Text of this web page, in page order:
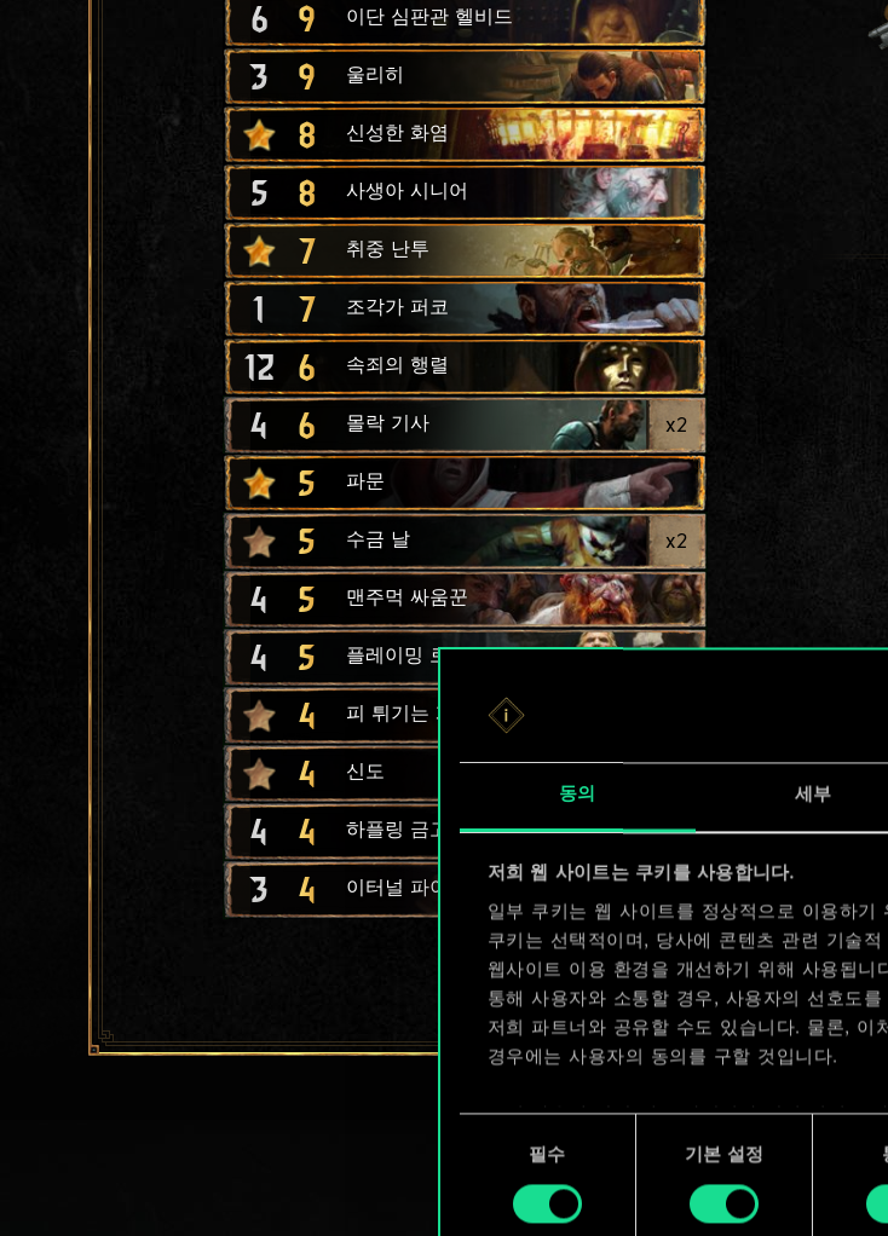
동의 세부
저희 웹 사이트는 쿠키를 사용합니다.
일부 쿠키는 웹 사이트를 정상적으로 이용하기
쿠키는 선택적이며, 당사에 콘텐츠 관련 기술적
웹사이트 이용 환경을 개선하기 위해 사용됩니
통해 사용자와 소통할 경우, 사용자의 선호도
저희 파트너와 공유할 수도 있습니다. 물론, 이
경우에는 사용자의 동의를 구할 것입니다.
쿠키 사용에 관한 세부 사항이나 관련 설정은
확인할 수 있습니다.
필수 기본 설정
6 9 이단 심판관 헬비드
3 9 울리히
8 신성한 화염
5 8 사생아 시니어
7 취중 난투
1 7 조각가 퍼코
12 6 속죄의 행렬
4 6 몰락 기사 x2
5 파문
5 수금 날 x2
4 5 맨주먹 싸움꾼
4 5 플레이밍 로즈 성직자
4 피 튀기는 게임
4 신도
4 4 하플링 금고털이범 x2
3 4 이터널 파이어 신봉자